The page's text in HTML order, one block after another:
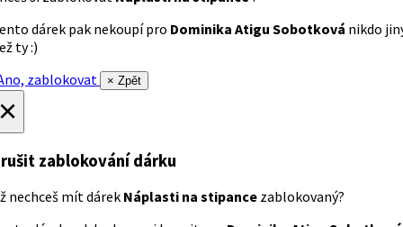
dárek pak nekoupí pro Dominika Atigu Sobotková nikdo
ty :)
zablokovat
× Zpět
zablokování dárku
nechceš mít dárek Náplasti na stipance zablokovaný?